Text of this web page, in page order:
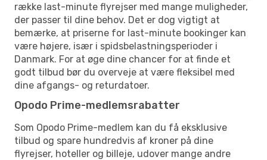
række last-minute flyrejser med mange muligheder,
der passer til dine behov. Det er dog vigtigt at
bemærke, at priserne for last-minute bookinger kan
være højere, især i spidsbelastningsperioder i
Danmark. For at øge dine chancer for at finde et
godt tilbud bør du overveje at være fleksibel med
dine afgangs- og returdatoer.
Opodo Prime-medlemsrabatter
Som Opodo Prime-medlem kan du få eksklusive
tilbud og spare hundredvis af kroner på dine
flyrejser, hoteller og billeje, udover mange andre